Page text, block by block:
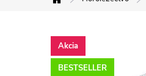
Domov
Akcia
BESTSELLER